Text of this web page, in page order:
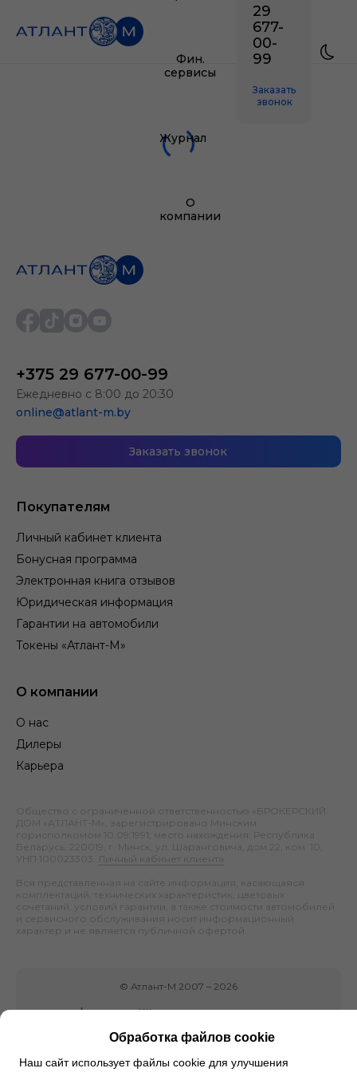
Фин.
сервисы
Журнал
О
компании
29
677-
00-
99
Заказать
звонок
Покупателям
Личный кабинет клиента
Бонусная программа
Электронная книга отзывов
Юридическая информация
Гарантии на автомобили
Токены «Атлант-М»
О компании
О нас
Дилеры
Карьера
+375 29 677-00-99
Ежедневно с 8:00 до 20:30
online@atlant-m.by
Заказать звонок
Общество с ограниченной ответственностью «БРОКЕРСКИЙ
ДОМ «АТЛАНТ-М», зарегистрировано Минским
горисполкомом 10.09.1991; место нахождения: Республика
Беларусь, 220019, г. Минск, ул. Шаранговича, дом 22, ком. 10;
УНП 100023303.
Личный кабинет клиента
Вся представленная на сайте информация, касающаяся
комплектаций, технических характеристик, цветовых
сочетаний, условий гарантии, а также стоимости автомобилей
и сервисного обслуживания носит информационный
характер и не является публичной офертой.
© Атлант-М 2007 – 2026
Обработка файлов cookie
Наш сайт использует файлы cookie для улучшения